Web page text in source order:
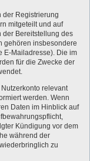
der Registrierung
mitgeteilt und auf
der Bereitstellung des
gehören insbesondere
E-Mailadresse). Die im
für die Zwecke der
relevant
werden. Wenn
Daten im Hinblick auf
Kündigung vor dem
während der
zu